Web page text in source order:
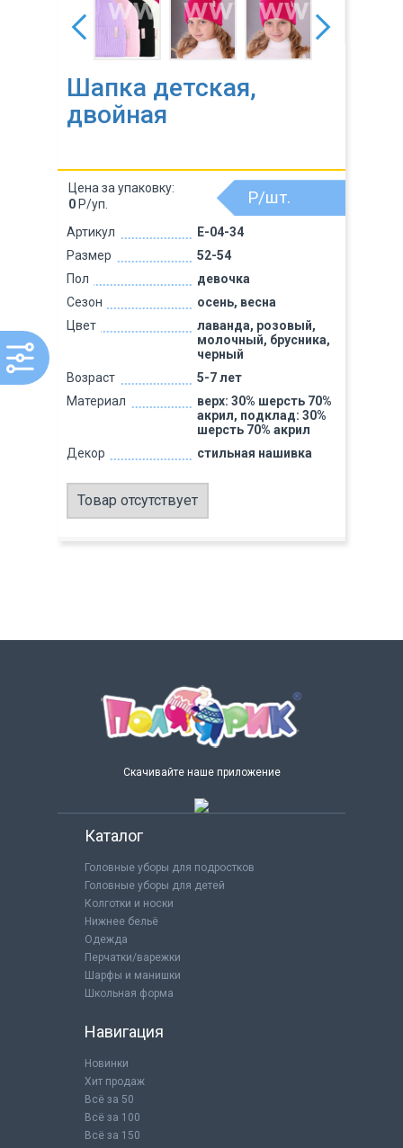
Шапка детская,
двойная
Артикул
E-04-34
Размер
52-54
Пол
девочка
Сезон
осень, весна
Цвет
лаванда, розовый,
молочный, брусника,
черный
Возраст
5-7 лет
Материал
верх: 30% шерсть 70%
акрил, подклад: 30%
шерсть 70% акрил
Декор
стильная нашивка
Р/шт.
Цена за упаковку:
0 Р/уп.
Товар отсутствует
Скачивайте наше приложение
Каталог
Головные уборы для подростков
Головные уборы для детей
Колготки и носки
Нижнее бельё
Одежда
Перчатки/варежки
Шарфы и манишки
Школьная форма
Навигация
Новинки
Хит продаж
Всё за 50
Всё за 100
Всё за 150